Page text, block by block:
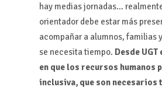
hay medias jornadas…
orientador debe estar más
acompañar a alumnos, familias
se necesita tiempo. Desde
en que los recursos humanos
inclusiva, que son necesarios